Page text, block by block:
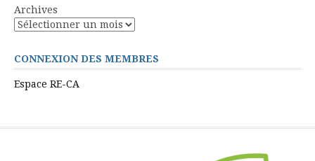
Archives
CONNEXION DES MEMBRES
Espace RE-CA